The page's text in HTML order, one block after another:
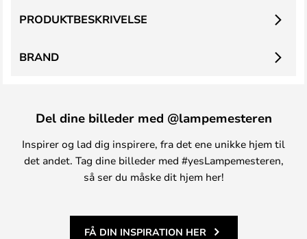
PRODUKTBESKRIVELSE
BRAND
Del dine billeder med @lampemesteren
Inspirer og lad dig inspirere, fra det ene unikke hjem til
det andet. Tag dine billeder med #yesLampemesteren,
så ser du måske dit hjem her!
FÅ DIN INSPIRATION HER